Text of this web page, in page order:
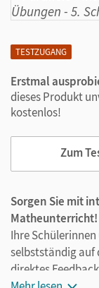
TESTZUGANG
Erstmal
dieses Produkt
kostenlos!
Zum
Sorgen Sie mit
Matheunterricht!
Ihre
selbstständig auf
direktes